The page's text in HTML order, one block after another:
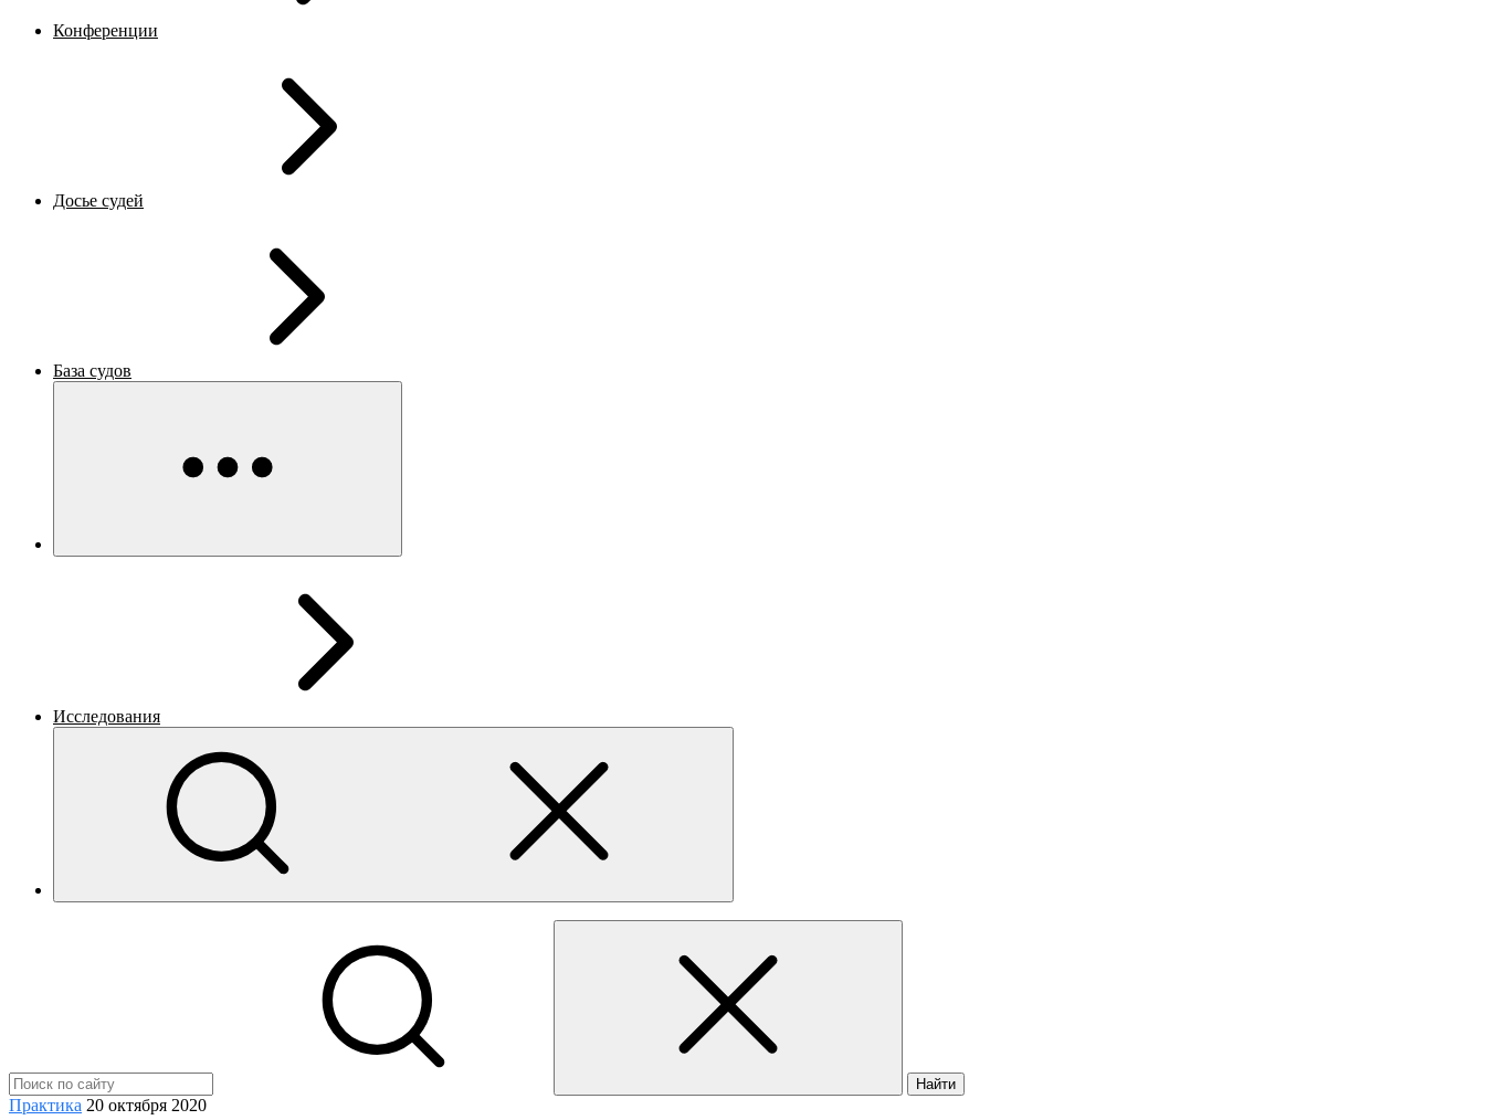
Конференции
Досье судей
База судов
Исследования
Найти
Практика 20 октября 2020